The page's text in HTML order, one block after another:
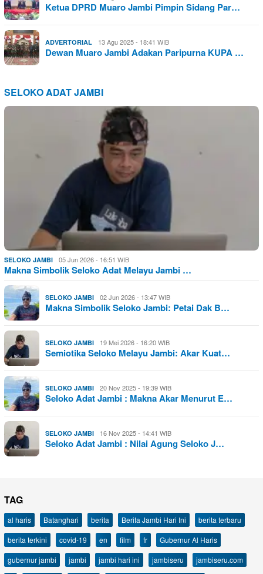
Ketua DPRD Muaro Jambi Pimpin Sidang Par…
ADVERTORIAL 13 Agu 2025 - 18:41 WIB
Dewan Muaro Jambi Adakan Paripurna KUPA …
SELOKO ADAT JAMBI
SELOKO JAMBI 05 Jun 2026 - 16:51 WIB
Makna Simbolik Seloko Adat Melayu Jambi …
SELOKO JAMBI 02 Jun 2026 - 13:47 WIB
Makna Simbolik Seloko Jambi: Petai Dak B…
SELOKO JAMBI 19 Mei 2026 - 16:20 WIB
Semiotika Seloko Melayu Jambi: Akar Kuat…
SELOKO JAMBI 20 Nov 2025 - 19:39 WIB
Seloko Adat Jambi : Makna Akar Menurut E…
SELOKO JAMBI 16 Nov 2025 - 14:41 WIB
Seloko Adat Jambi : Nilai Agung Seloko J…
TAG
al haris Batanghari berita Berita Jambi Hari Ini
berita terbaru
berita terkini
covid-19 en film fr
Gubernur Al Haris
gubernur jambi
jambi jambi hari ini jambiseru
jambiseru.com